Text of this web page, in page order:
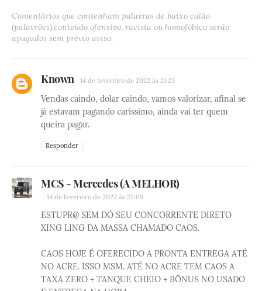
Comentários que contenham palavras de baixo calão
(palavrões),conteúdo ofensivo, racista ou homofóbico serão
apagados sem prévio aviso.
Known 14 de fevereiro de 2022 às 21:23
Vendas caindo, dolar caindo, vamos valorizar, afinal se
já estavam pagando caríssimo, ainda vai ter quem
queira pagar.
Responder
MCS - Mercedes (A MELHOR)
14 de fevereiro de 2022 às 22:09
ESTUPR@ SEM DÓ SEU CONCORRENTE DIRETO
XING LING DA MASSA CHAMADO CAOS.
CAOS HOJE É OFERECIDO A PRONTA ENTREGA ATÉ
NO ACRE. ISSO MSM. ATÉ NO ACRE TEM CAOS A
TAXA ZERO + TANQUE CHEIO + BÔNUS NO USADO